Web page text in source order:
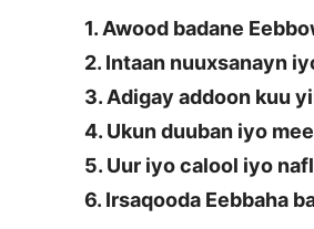
1. Awood badane
2. Intaan nuuxsanayn
3. Adigay addoon kuu
4. Ukun duuban iyo
5. Uur iyo calool iyo
6. Irsaqooda Eebbaha